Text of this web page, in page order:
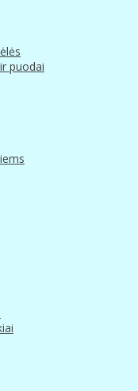
puodai